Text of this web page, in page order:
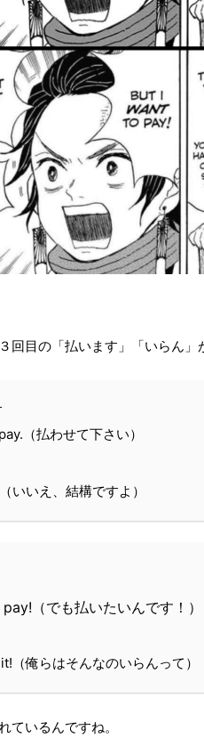
回目の「払います」「いらん」
（払わせて下さい）
いいえ、結構ですよ）
（でも払いたいんです！）
（俺らはそんなのいらんって）
ているんですね。